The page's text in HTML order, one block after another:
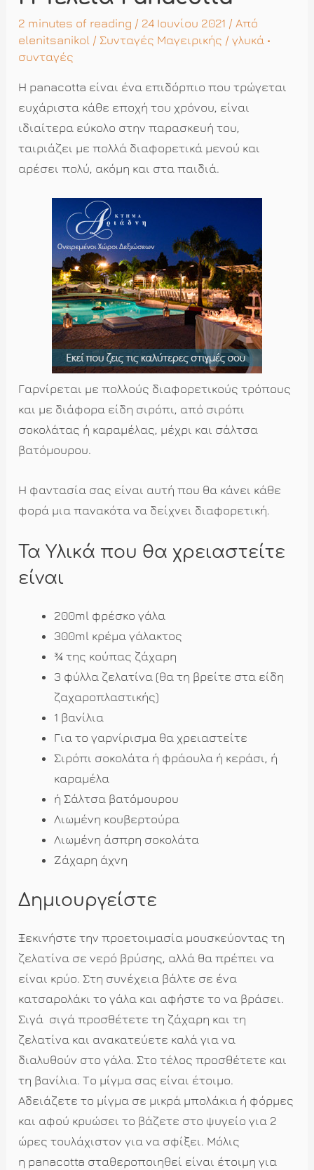
2 minutes of reading / 24 Ιουνίου 2021 / Από
elenitsanikol /Συνταγές Μαγειρικής /γλυκά •
συνταγές
Η panacotta είναι ένα επιδόρπιο που τρώγεται
ευχάριστα κάθε εποχή του χρόνου, είναι
ιδιαίτερα εύκολο στην παρασκευή του,
ταιριάζει με πολλά διαφορετικά μενού και
αρέσει πολύ, ακόμη και στα παιδιά.
Γαρνίρεται με πολλούς διαφορετικούς τρόπους
και με διάφορα είδη σιρόπι, από σιρόπι
σοκολάτας ή καραμέλας, μέχρι και σάλτσα
βατόμουρου.
Η φαντασία σας είναι αυτή που θα κάνει κάθε
φορά μια πανακότα να δείχνει διαφορετική.
Τα Υλικά που θα χρειαστείτε
είναι
200ml φρέσκο γάλα
300ml κρέμα γάλακτος
¾ της κούπας ζάχαρη
3 φύλλα ζελατίνα (θα τη βρείτε στα είδη
ζαχαροπλαστικής)
1 βανίλια
Για το γαρνίρισμα θα χρειαστείτε
Σιρόπι σοκολάτα ή φράουλα ή κεράσι, ή
καραμέλα
ή Σάλτσα βατόμουρου
Λιωμένη κουβερτούρα
Λιωμένη άσπρη σοκολάτα
Ζάχαρη άχνη
Δημιουργείστε
Ξεκινήστε την προετοιμασία μουσκεύοντας τη
ζελατίνα σε νερό βρύσης, αλλά θα πρέπει να
είναι κρύο. Στη συνέχεια βάλτε σε ένα
κατσαρολάκι το γάλα και αφήστε το να βράσει.
Σιγά  σιγά προσθέτετε τη ζάχαρη και τη
ζελατίνα και ανακατεύετε καλά για να
διαλυθούν στο γάλα. Στο τέλος προσθέτετε και
τη βανίλια. Το μίγμα σας είναι έτοιμο.
Αδειάζετε το μίγμα σε μικρά μπολάκια ή φόρμες
και αφού κρυώσει το βάζετε στο ψυγείο για 2
ώρες τουλάχιστον για να σφίξει. Μόλις
η panacotta σταθεροποιηθεί είναι έτοιμη για